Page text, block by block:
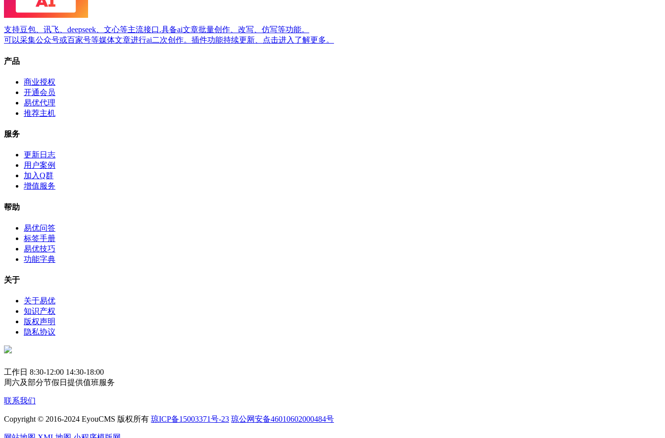
支持豆包、讯飞、deepseek、文心等主流接口.具备ai文章批量创作、改写、仿写等功能。
可以采集公众号或百家号等媒体文章进行ai二次创作。插件功能持续更新、点击进入了解更多。
产品
商业授权
开通会员
易优代理
推荐主机
服务
更新日志
用户案例
加入Q群
增值服务
帮助
易优问答
标签手册
易优技巧
功能字典
关于
关于易优
知识产权
版权声明
隐私协议
工作日 8:30-12:00 14:30-18:00
周六及部分节假日提供值班服务
联系我们
Copyright © 2016-2024 EyouCMS 版权所有 琼ICP备15003371号-23 琼公网安备46010602000484号